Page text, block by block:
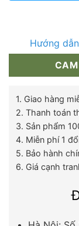
Hướng
1. Giao hàng
2. Thanh toán
3. Sản phẩm
4. Miễn phí 1
5. Bảo hành
6. Giá cạnh